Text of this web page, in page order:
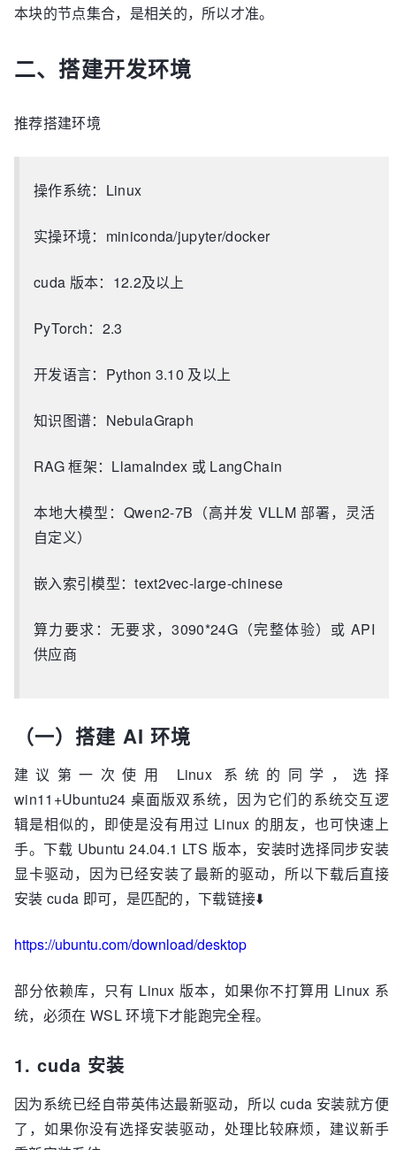
本块的节点集合，是相关的，所以才准。
二、搭建开发环境
推荐搭建环境
操作系统：Linux
实操环境：miniconda/jupyter/docker
cuda 版本：12.2及以上
PyTorch：2.3
开发语言：Python 3.10 及以上
知识图谱：NebulaGraph
RAG 框架：LlamaIndex 或 LangChain
本地大模型：Qwen2-7B（高并发 VLLM 部署，灵活
自定义）
嵌入索引模型：text2vec-large-chinese
算力要求：无要求，3090*24G（完整体验）或 API
供应商
（一）搭建 AI 环境
建议第一次使用 Linux 系统的同学，选择
win11+Ubuntu24 桌面版双系统，因为它们的系统交互逻
辑是相似的，即使是没有用过 Linux 的朋友，也可快速上
手。下载 Ubuntu 24.04.1 LTS 版本，安装时选择同步安装
显卡驱动，因为已经安装了最新的驱动，所以下载后直接
安装 cuda 即可，是匹配的，下载链接⬇️
https://ubuntu.com/download/desktop
部分依赖库，只有 Linux 版本，如果你不打算用 Linux 系
统，必须在 WSL 环境下才能跑完全程。
1. cuda 安装
因为系统已经自带英伟达最新驱动，所以 cuda 安装就方便
了，如果你没有选择安装驱动，处理比较麻烦，建议新手